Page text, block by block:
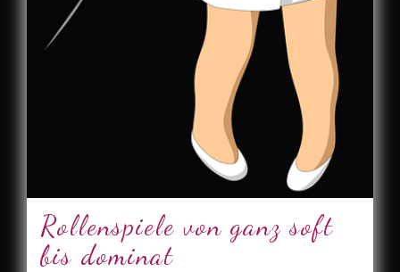
Rollenspiele von ganz soft
bis dominat